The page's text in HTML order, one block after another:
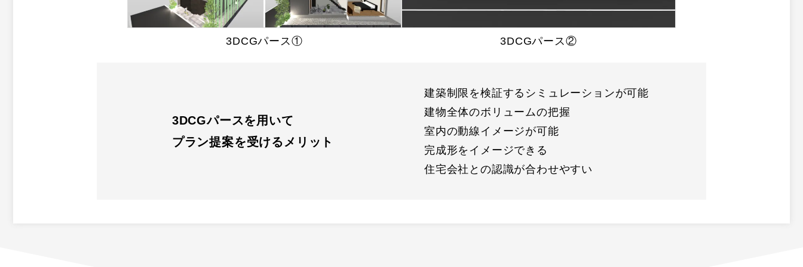
3DCGパース① 3DCGパース②
3DCGパースを用いて
プラン提案を受けるメリット
建築制限を検証するシミュレーションが可能
建物全体のボリュームの把握
室内の動線イメージが可能
完成形をイメージできる
住宅会社との認識が合わせやすい